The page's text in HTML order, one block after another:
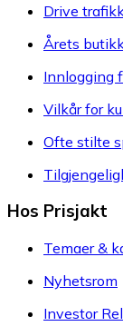
Drive
Årets
Innlogging
Vilkår for
Ofte stilte
Hos Prisjakt
Temaer &
Nyhetsrom
Investor